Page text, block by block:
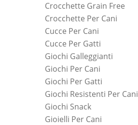
Crocchette Grain Free
Crocchette Per Cani
Cucce Per Cani
Cucce Per Gatti
Giochi Galleggianti
Giochi Per Cani
Giochi Per Gatti
Giochi Resistenti Per Cani
Giochi Snack
Gioielli Per Cani